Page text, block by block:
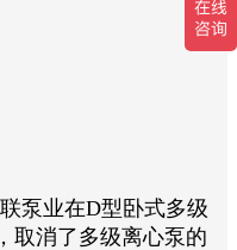
泵业在D型卧式多级
取消了多级离心泵的